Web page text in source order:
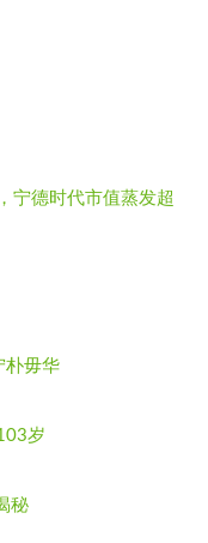
宁德时代市值蒸发超
朴毋华
岁
秘